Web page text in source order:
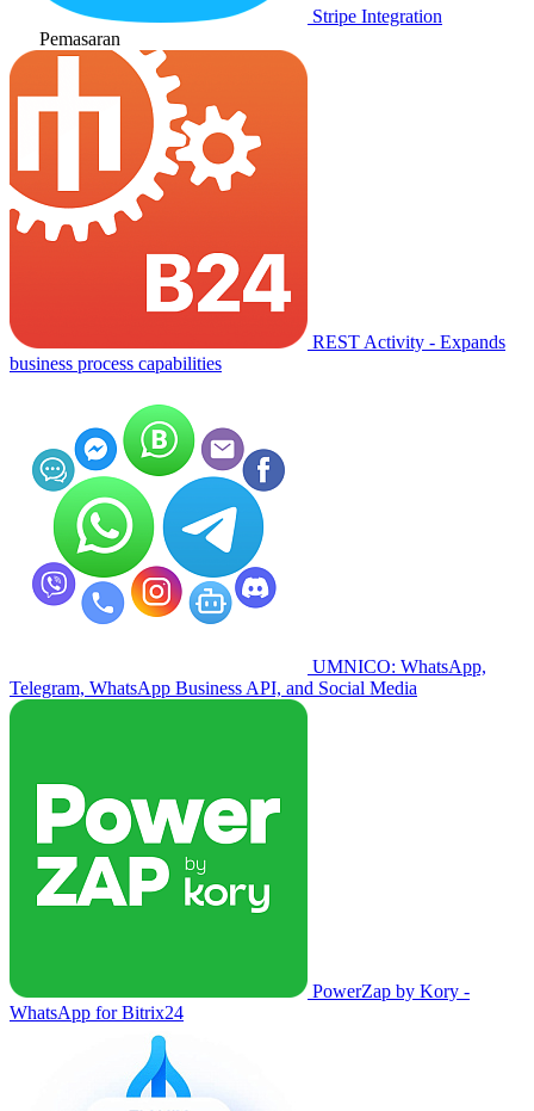
Stripe Integration
Pemasaran
REST Activity - Expands
business process capabilities
UMNICO: WhatsApp,
Telegram, WhatsApp Business API, and Social Media
PowerZap by Kory -
WhatsApp for Bitrix24